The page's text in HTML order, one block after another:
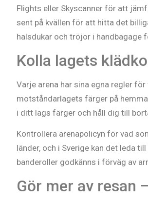
Flights eller Skyscanner för att
sent på kvällen för att hitta det
halsdukar och tröjor i handbagage
Kolla lagets
Varje arena har sina egna regler
motståndarlagets färger på
i ditt lags färger och håll dig till
Kontrollera arenapolicyn för vad
länder, och i Sverige kan det leda
banderoller godkänns i förväg av
Gör mer av resan